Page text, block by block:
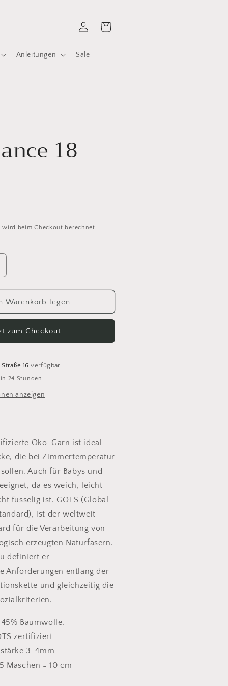
Anleitungen Sale
EinloggenWarenkorb
18
wird beim Checkout berechnet
Warenkorb legen
zum Checkout
16 verfügbar
24 Stunden
anzeigen
Öko-Garn ist ideal
die bei Zimmertemperatur
Auch für Babys und
da es weich, leicht
fusselig ist. GOTS (Global
ist der weltweit
für die Verarbeitung von
erzeugten Naturfasern.
definiert er
Anforderungen entlang der
und gleichzeitig die
Baumwolle,
zertifiziert
3-4mm
Maschen = 10 cm